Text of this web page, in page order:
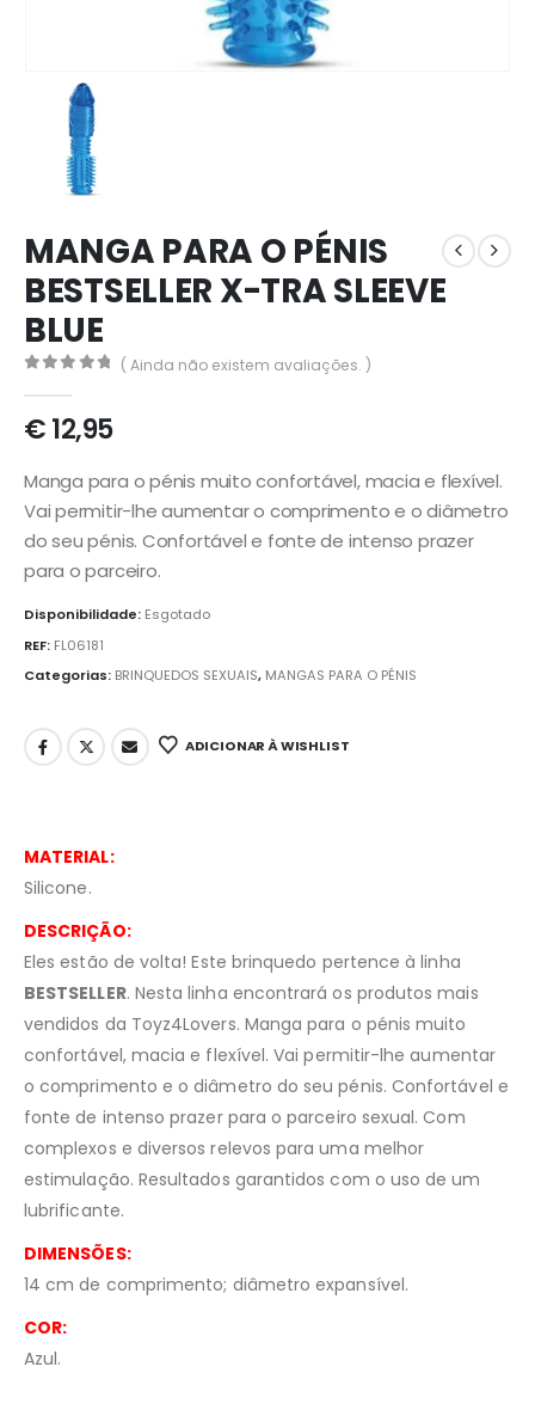
MANGA PARA O PÉNIS
BESTSELLER X-TRA SLEEVE
BLUE
( Ainda não existem avaliações. )
€12,95
Manga para o pénis muito confortável, macia e flexível.
Vai permitir-lhe aumentar o comprimento e o diâmetro
do seu pénis. Confortável e fonte de intenso prazer
para o parceiro.
Disponibilidade: Esgotado
REF: FL06181
Categorias: BRINQUEDOS SEXUAIS, MANGAS PARA O PÉNIS
ADICIONAR À WISHLIST
MATERIAL:
Silicone.
DESCRIÇÃO:
Eles estão de volta! Este brinquedo pertence à linha
BESTSELLER. Nesta linha encontrará os produtos mais
vendidos da Toyz4Lovers. Manga para o pénis muito
confortável, macia e flexível. Vai permitir-lhe aumentar
o comprimento e o diâmetro do seu pénis. Confortável e
fonte de intenso prazer para o parceiro sexual. Com
complexos e diversos relevos para uma melhor
estimulação. Resultados garantidos com o uso de um
lubrificante.
DIMENSÕES:
14 cm de comprimento; diâmetro expansível.
COR:
Azul.